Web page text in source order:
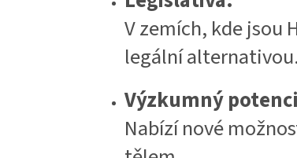
V zemích, kde jsou
legální alternativou.
Výzkumný
Nabízí nové